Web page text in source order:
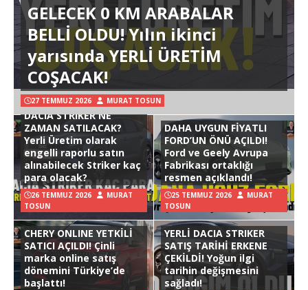
GELECEK 0 KM ARABALAR
BELLİ OLDU! Yılın ikinci
yarısında YERLİ ÜRETİM
COŞACAK!
27 TEMMUZ 2026 MURAT TOSUN
DACIA STRIKER NE
ZAMAN SATILACAK?
Yerli Üretim olarak
engelli raporlu satın
alınabilecek Striker kaç
para olacak?
26 TEMMUZ 2026
MURAT
TOSUN
DAHA UYGUN FİYATLI
FORD’UN ÖNÜ AÇILDI!
Ford ve Geely Avrupa
Fabrikası ortaklığı
resmen açıklandı!
25 TEMMUZ 2026
MURAT
TOSUN
CHERY ONLINE YETKİLİ
SATICI AÇILDI! Çinli
marka online satış
dönemini Türkiye’de
başlattı!
YERLİ DACIA STRIKER
SATIŞ TARİHİ ERKENE
ÇEKİLDİ! Yoğun ilgi
tarihin değişmesini
sağladı!